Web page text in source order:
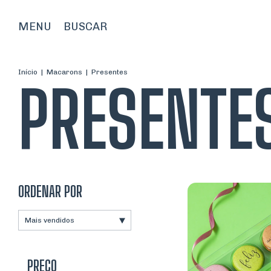
MENU BUSCAR
Início | Macarons | Presentes
ORDENAR POR
PREÇO